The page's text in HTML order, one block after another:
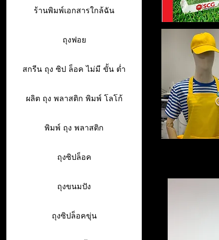
ร้านพิมพ์เอกสารใกล้ฉัน
ถุงฟอย
สกรีน ถุง ซิป ล็อค ไม่มี ขั้น ต่ำ
ผลิต ถุง พลาสติก พิมพ์ โลโก้
พิมพ์ ถุง พลาสติก
ถุงซิปล็อค
ถุงขนมปัง
ถุงซิปล็อคขุ่น